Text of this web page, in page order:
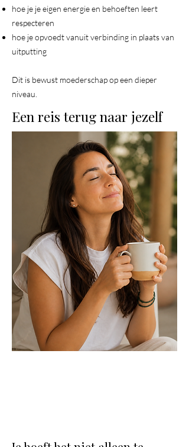
hoe je je eigen energie en behoeften leert
respecteren
hoe je opvoedt vanuit verbinding in plaats van
uitputting
Dit is bewust moederschap op een dieper
niveau.
Een reis terug naar jezelf